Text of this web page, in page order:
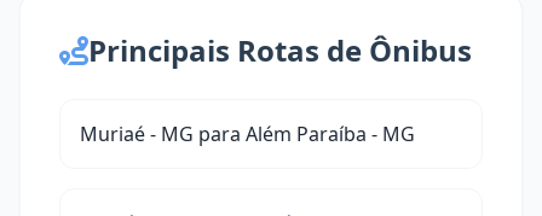
Principais Rotas de Ônibus
Muriaé - MG para Além Paraíba - MG